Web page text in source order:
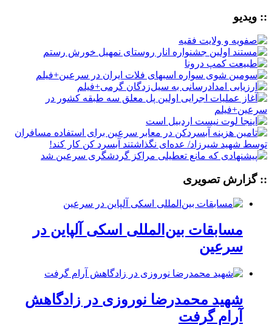
:: ویدیو
:: گزارش تصویری
مسابقات بین‌المللی اسکی آلپاین در
سرعین
شهید محمدرضا نوروزی در زادگاهش
آرام گرفت